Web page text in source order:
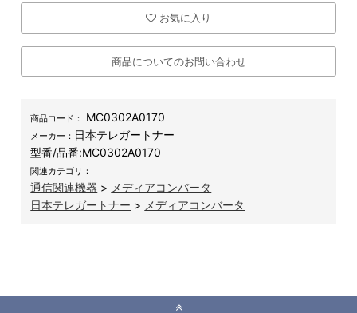
お気に入り
商品についてのお問い合わせ
商品コード： MC0302A0170
メーカー： 日本テレガートナー
型番/品番:MC0302A0170
関連カテゴリ：
通信関連機器 > メディアコンバータ
日本テレガートナー > メディアコンバータ